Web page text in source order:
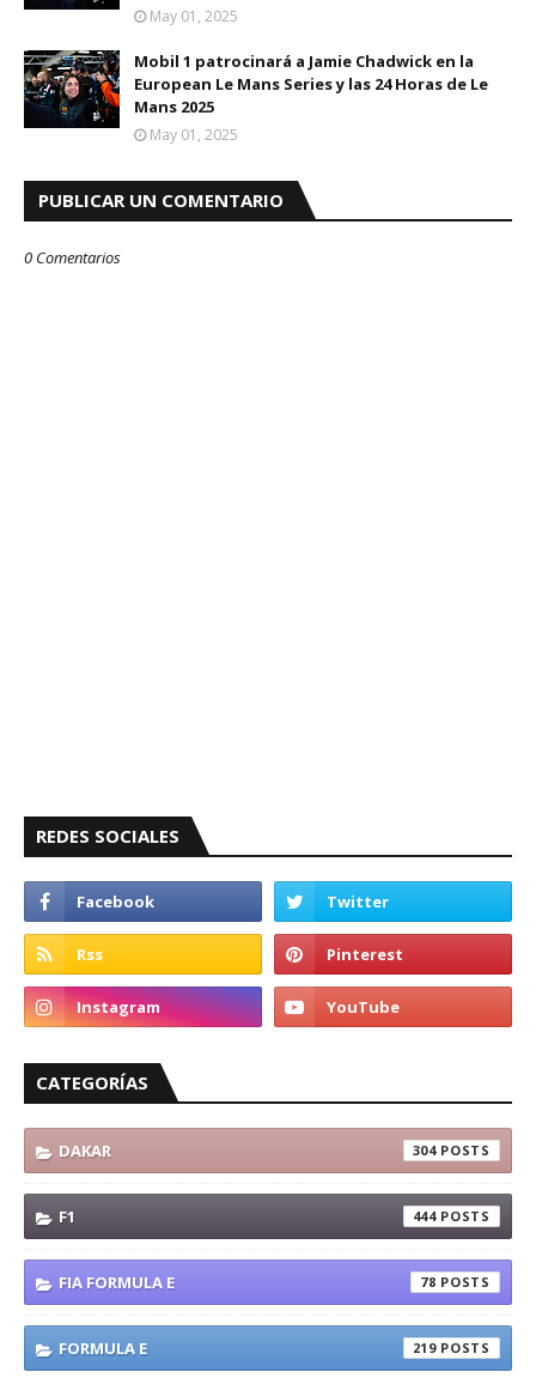
May 01, 2025
Mobil 1 patrocinará a Jamie Chadwick en la
European Le Mans Series y las 24 Horas de Le
Mans 2025
May 01, 2025
PUBLICAR UN COMENTARIO
0 Comentarios
REDES SOCIALES
CATEGORÍAS
DAKAR 304
F1 444
FIA FORMULA E 78
FORMULA E 219